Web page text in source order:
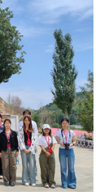
钟宝镇小学地处秦巴